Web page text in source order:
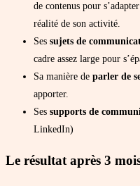
de contenus pour
réalité de son activité.
Ses sujets de
cadre assez large pour
Sa manière de parler de
apporter.
Ses supports de
LinkedIn)
Le résultat après 3